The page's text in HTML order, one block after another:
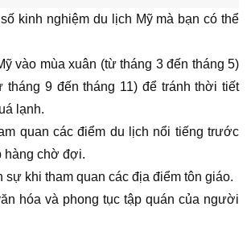
kinh nghiệm du lịch Mỹ mà bạn có thể
vào mùa xuân (từ tháng 3 đến tháng 5)
tháng 9 đến tháng 11) để tránh thời tiết
lạnh.
quan các điểm du lịch nổi tiếng trước
hàng chờ đợi.
sự khi tham quan các địa điểm tôn giáo.
hóa và phong tục tập quán của người